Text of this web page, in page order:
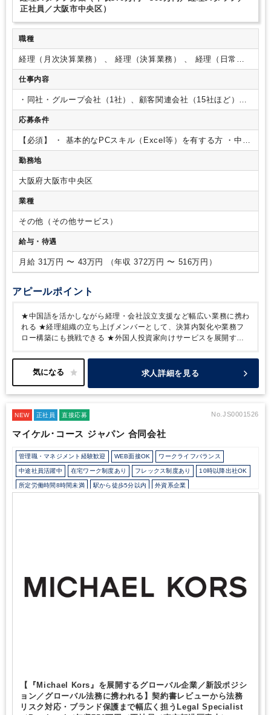
正社員／大阪市中央区）
職種
経理（月次決算業務） 、 経理（決算業務） 、 経理（日常業
務）
仕事内容
・同社・グループ会社（1社）、顧客関連会社（15社ほど）の
会計帳簿管理および会計データの整理・月次・年次決算業
務、および資料作成（税理士と連携して対応）
は決算内製化を目指しています
その他、下記のような業務も
行っていただくことを想定しております。・日本で企業を設
立する中国人顧客に対し、会社経営および税務制度の概要説
明・情報提供・海外顧客との日中両言語による業務連絡およ
び調整・海外投資家が所有する不動産の賃貸運営支援（収支
管理、関係各所との連絡調整、制度説明など）
応募条件
【必須】 ・ 基本的なPCスキル（Excel等）を有する方 ・中国
語が話せる方・経理の実務経験をお持ちの方（事業会社・事
務所どちらも歓迎／日本の会計基準）
運転免許をお持ちの方
勤務地
大阪府大阪市中央区
業種
その他（その他サービス）
給与・待遇
月給 31万円 〜 43万円 （年収 372万円 〜 516万円）
アピールポイント
★中国語を活かしながら経理・会社設立支援など幅広い業務に携わ
れる ★経理組織の立ち上げメンバーとして、決算内製化や業務フ
ロー構築にも挑戦できる ★外国人投資家向けサービスを展開する
心斎橋駅徒歩6分とアクセス良好、転勤なしで腰を据えて働ける★
残業月10時間程度・勤務時間の調整相談も可能で、ワークライフ
求人詳細を見る
NEW 正社員 直接応募 No.JS0001526
マイケル･コース ジャパン 合同会社
管理職・マネジメント経験歓迎 WEB面接OK ワークライフバランス
中途社員活躍中 在宅ワーク制度あり フレックス制度あり 10時以降出社OK
所定労働時間8時間未満 駅から徒歩5分以内 外資系企業
【『Michael Kors』を展開するグローバル企業／新設ポジシ
ョン／グローバル法務に携われる】契約書レビューから法務
リスク対応・ブランド保護まで幅広く担うLegal Specialist